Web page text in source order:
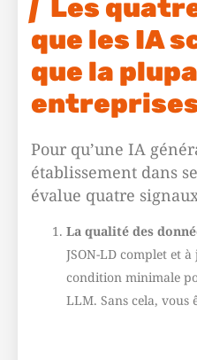
Les
que les IA
que la
Pour qu’une IA
établissement dans
évalue quatre
La qualité des
JSON-LD complet et
condition minimale
LLM. Sans cela, vous